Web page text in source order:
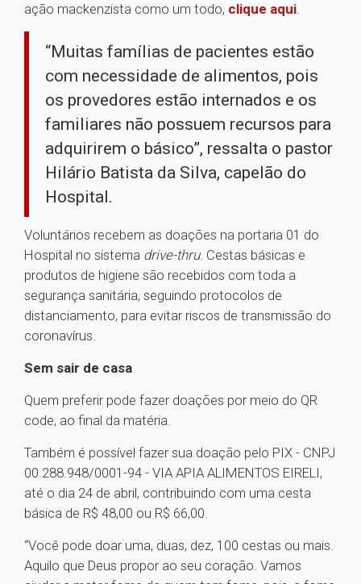
ação mackenzista como um todo, clique aqui.
“Muitas famílias de pacientes estão
com necessidade de alimentos, pois
os provedores estão internados e os
familiares não possuem recursos para
adquirirem o básico”, ressalta o pastor
Hilário Batista da Silva, capelão do
Hospital.
Voluntários recebem as doações na portaria 01 do
Hospital no sistema drive-thru. Cestas básicas e
produtos de higiene são recebidos com toda a
segurança sanitária, seguindo protocolos de
distanciamento, para evitar riscos de transmissão do
coronavírus.
Sem sair de casa
Quem preferir pode fazer doações por meio do QR
code, ao final da matéria.
Também é possível fazer sua doação pelo PIX - CNPJ
00.288.948/0001-94 - VIA APIA ALIMENTOS EIRELI,
até o dia 24 de abril, contribuindo com uma cesta
básica de R$ 48,00 ou R$ 66,00.
“Você pode doar uma, duas, dez, 100 cestas ou mais.
Aquilo que Deus propor ao seu coração. Vamos